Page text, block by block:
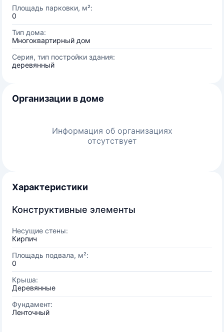
Площадь парковки, м²:
0
Тип дома:
Многоквартирный дом
Серия, тип постройки здания:
деревянный
Организации в доме
Информация об организациях
отсутствует
Характеристики
Конструктивные элементы
Несущие стены:
Кирпич
Площадь подвала, м²:
0
Крыша:
Деревянные
Фундамент:
Ленточный